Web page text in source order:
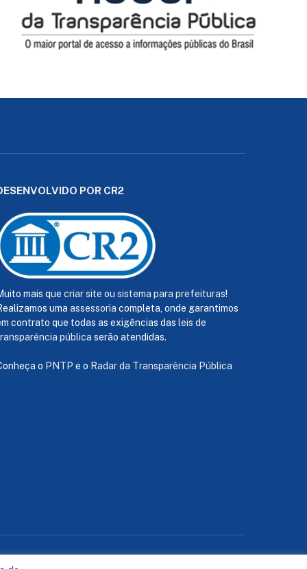
POR CR2
mais que criar site ou sistema para prefeituras!
uma assessoria completa, onde garantimos
contrato que todas as exigências das leis de
pública serão atendidas.
o PNTP e o Radar da Transparência Pública